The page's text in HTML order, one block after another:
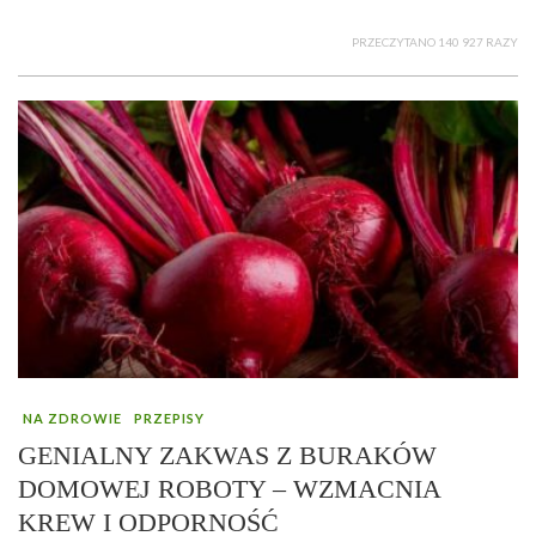
PRZECZYTANO 140 927 RAZY
NA ZDROWIE PRZEPISY
GENIALNY ZAKWAS Z BURAKÓW
DOMOWEJ ROBOTY – WZMACNIA
KREW I ODPORNOŚĆ